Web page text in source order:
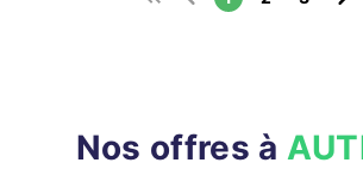
Nos offres à